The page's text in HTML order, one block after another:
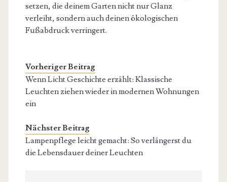
setzen, die deinem Garten nicht nur Glanz
verleiht, sondern auch deinen ökologischen
Fußabdruck verringert.
Vorheriger Beitrag
Wenn Licht Geschichte erzählt: Klassische
Leuchten ziehen wieder in modernen Wohnungen
ein
Nächster Beitrag
Lampenpflege leicht gemacht: So verlängerst du
die Lebensdauer deiner Leuchten